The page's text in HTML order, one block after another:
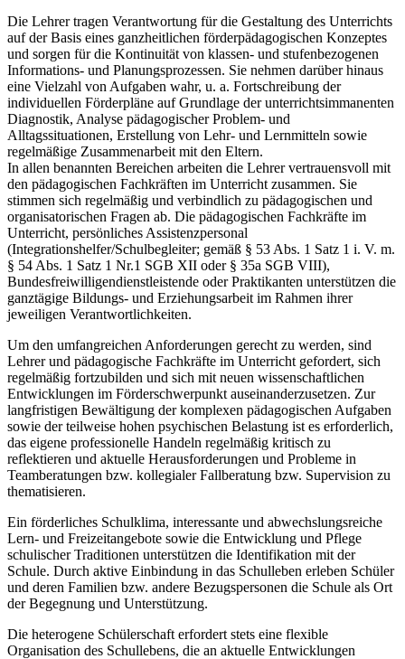
Die Lehrer tragen Verantwortung für die Gestaltung des Unterrichts
auf der Basis eines ganzheitlichen förderpädagogischen Konzeptes
und sorgen für die Kontinuität von klassen- und stufenbezogenen
Informations- und Planungsprozessen. Sie nehmen darüber hinaus
eine Vielzahl von Aufgaben wahr, u. a. Fortschreibung der
individuellen Förderpläne auf Grundlage der unterrichtsimmanenten
Diagnostik, Analyse pädagogischer Problem- und
Alltagssituationen, Erstellung von Lehr- und Lernmitteln sowie
regelmäßige Zusammenarbeit mit den Eltern.
In allen benannten Bereichen arbeiten die Lehrer vertrauensvoll mit
den pädagogischen Fachkräften im Unterricht zusammen. Sie
stimmen sich regelmäßig und verbindlich zu pädagogischen und
organisatorischen Fragen ab. Die pädagogischen Fachkräfte im
Unterricht, persönliches Assistenzpersonal
(Integrationshelfer/Schulbegleiter; gemäß § 53 Abs. 1 Satz 1 i. V. m.
§ 54 Abs. 1 Satz 1 Nr.1 SGB XII oder § 35a SGB VIII),
Bundesfreiwilligendienstleistende oder Praktikanten unterstützen die
ganztägige Bildungs- und Erziehungsarbeit im Rahmen ihrer
jeweiligen Verantwortlichkeiten.
Um den umfangreichen Anforderungen gerecht zu werden, sind
Lehrer und pädagogische Fachkräfte im Unterricht gefordert, sich
regelmäßig fortzubilden und sich mit neuen wissenschaftlichen
Entwicklungen im Förderschwerpunkt auseinanderzusetzen. Zur
langfristigen Bewältigung der komplexen pädagogischen Aufgaben
sowie der teilweise hohen psychischen Belastung ist es erforderlich,
das eigene professionelle Handeln regelmäßig kritisch zu
reflektieren und aktuelle Herausforderungen und Probleme in
Teamberatungen bzw. kollegialer Fallberatung bzw. Supervision zu
thematisieren.
Ein förderliches Schulklima, interessante und abwechslungsreiche
Lern- und Freizeitangebote sowie die Entwicklung und Pflege
schulischer Traditionen unterstützen die Identifikation mit der
Schule. Durch aktive Einbindung in das Schulleben erleben Schüler
und deren Familien bzw. andere Bezugspersonen die Schule als Ort
der Begegnung und Unterstützung.
Die heterogene Schülerschaft erfordert stets eine flexible
Organisation des Schullebens, die an aktuelle Entwicklungen